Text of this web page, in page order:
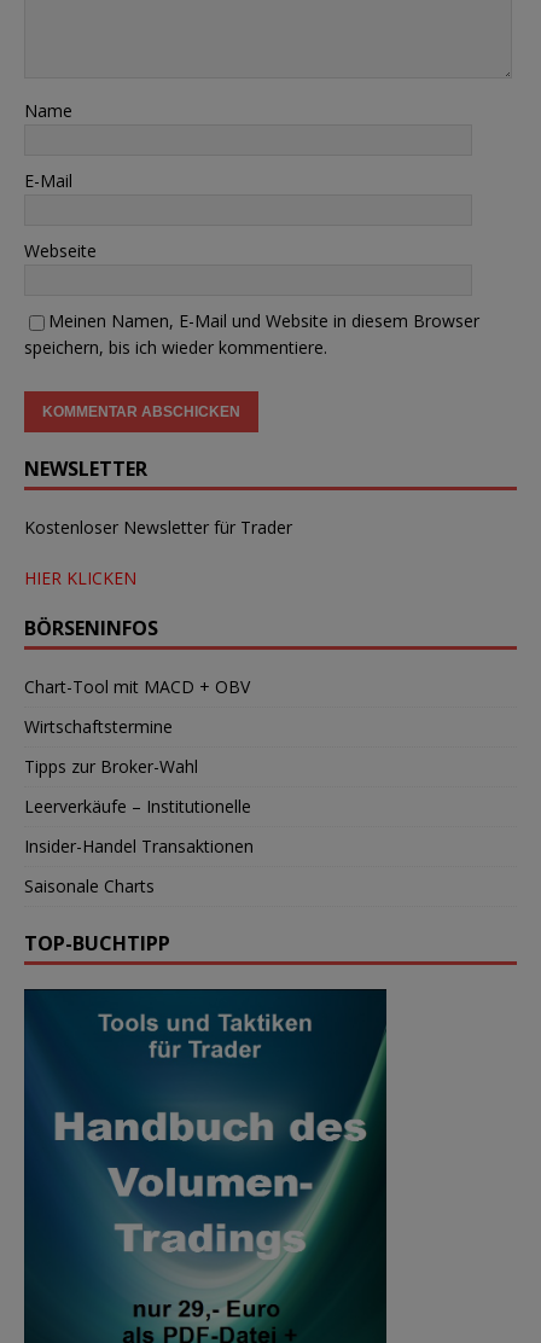
Name
E-Mail
Webseite
Meinen Namen, E-Mail und Website in diesem Browser
speichern, bis ich wieder kommentiere.
NEWSLETTER
Kostenloser Newsletter für Trader
HIER KLICKEN
BÖRSENINFOS
Chart-Tool mit MACD + OBV
Wirtschaftstermine
Tipps zur Broker-Wahl
Leerverkäufe – Institutionelle
Insider-Handel Transaktionen
Saisonale Charts
TOP-BUCHTIPP